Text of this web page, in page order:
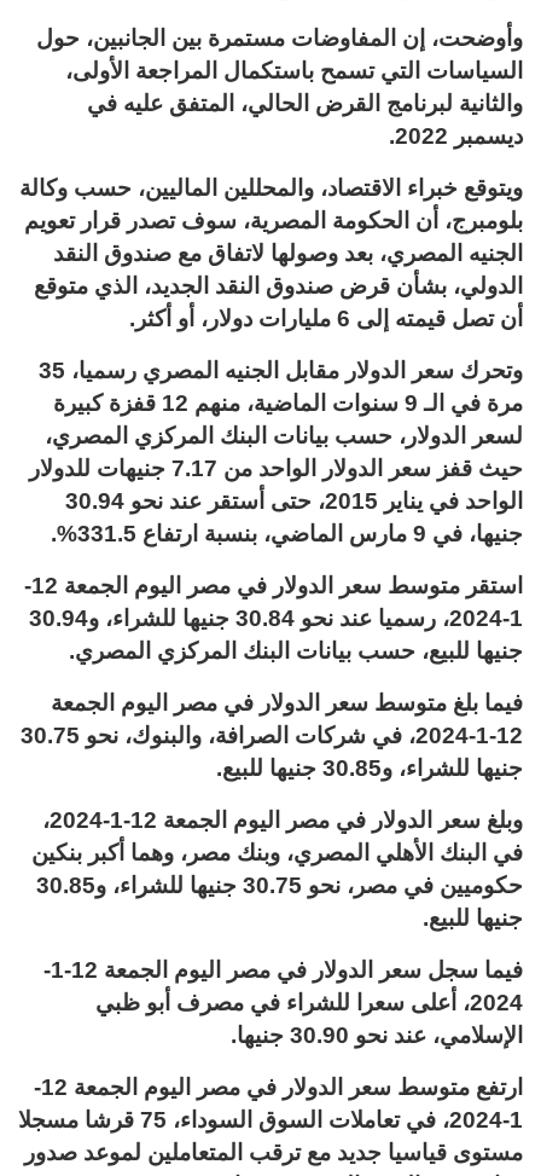
وأوضحت، إن المفاوضات مستمرة بين الجانبين، حول
السياسات التي تسمح باستكمال المراجعة الأولى،
والثانية لبرنامج القرض الحالي، المتفق عليه في
ديسمبر 2022.
ويتوقع خبراء الاقتصاد، والمحللين الماليين، حسب وكالة
بلومبرج، أن الحكومة المصرية، سوف تصدر قرار تعويم
الجنيه المصري، بعد وصولها لاتفاق مع صندوق النقد
الدولي، بشأن قرض صندوق النقد الجديد، الذي متوقع
أن تصل قيمته إلى 6 مليارات دولار، أو أكثر.
وتحرك سعر الدولار مقابل الجنيه المصري رسميا، 35
مرة في الـ 9 سنوات الماضية، منهم 12 قفزة كبيرة
لسعر الدولار، حسب بيانات البنك المركزي المصري،
حيث قفز سعر الدولار الواحد من 7.17 جنيهات للدولار
الواحد في يناير 2015، حتى أستقر عند نحو 30.94
جنيها، في 9 مارس الماضي، بنسبة ارتفاع 331.5%.
استقر متوسط سعر الدولار في مصر اليوم الجمعة 12-
1-2024، رسميا عند نحو 30.84 جنيها للشراء، و30.94
جنيها للبيع، حسب بيانات البنك المركزي المصري.
فيما بلغ متوسط سعر الدولار في مصر اليوم الجمعة
12-1-2024، في شركات الصرافة، والبنوك، نحو 30.75
جنيها للشراء، و30.85 جنيها للبيع.
وبلغ سعر الدولار في مصر اليوم الجمعة 12-1-2024،
في البنك الأهلي المصري، وبنك مصر، وهما أكبر بنكين
حكوميين في مصر، نحو 30.75 جنيها للشراء، و30.85
جنيها للبيع.
فيما سجل سعر الدولار في مصر اليوم الجمعة 12-1-
2024، أعلى سعرا للشراء في مصرف أبو ظبي
الإسلامي، عند نحو 30.90 جنيها.
ارتفع متوسط سعر الدولار في مصر اليوم الجمعة 12-
1-2024، في تعاملات السوق السوداء، 75 قرشا مسجلا
مستوى قياسيا جديد مع ترقب المتعاملين لموعد صدور